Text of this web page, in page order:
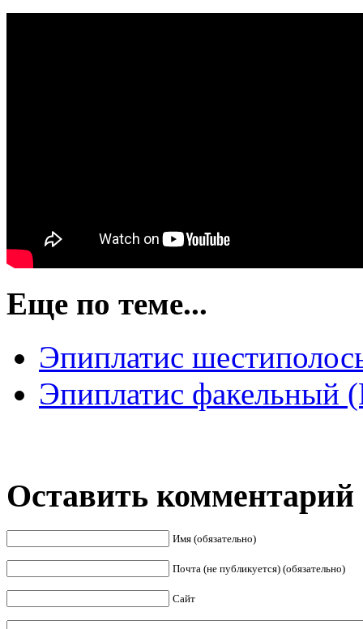
Еще по теме...
Эпиплатис
Эпиплатис факельный
Оставить комментарий
Имя (обязательно)
Почта (не публикуется) (обязательно)
Сайт